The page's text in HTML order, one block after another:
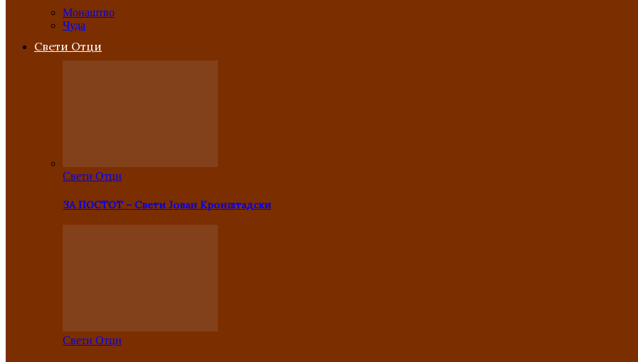
Монаштво
Чуда
Свети Отци
Свети Отци
ЗА ПОСТОТ – Свети Јован Кронштадски
Свети Отци